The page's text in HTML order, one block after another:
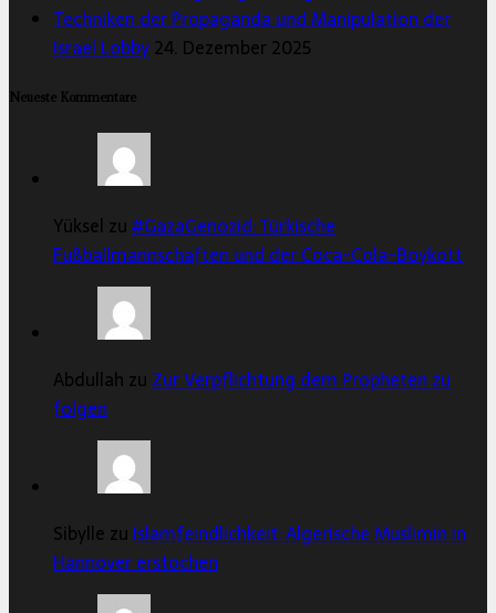
Techniken der Propaganda und Manipulation der
Israel Lobby24. Dezember 2025
Neueste Kommentare
Yüksel zu#GazaGenozid: Türkische
Fußballmannschaften und der Coca-Cola-Boykott
Abdullah zu Zur Verpflichtung dem Propheten zu
folgen
Sibylle zu Islamfeindlichkeit: Algerische Muslimin in
Hannover erstochen